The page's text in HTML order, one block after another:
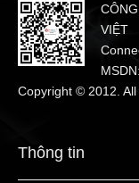
VIỆT
Copyright © 2012.
Thông tin